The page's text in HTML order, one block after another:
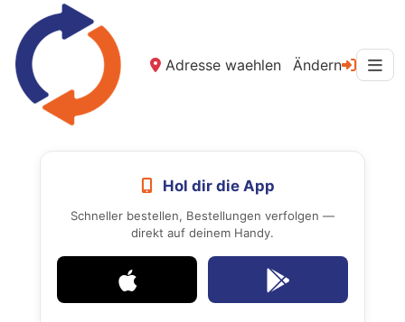
Adresse waehlen Ändern
Hol dir die App
Schneller bestellen, Bestellungen verfolgen —
direkt auf deinem Handy.